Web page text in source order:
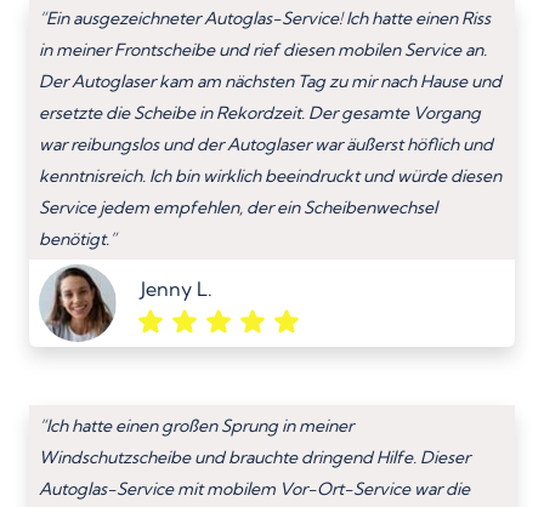
“Ein ausgezeichneter Autoglas-Service! Ich hatte einen Riss
in meiner Frontscheibe und rief diesen mobilen Service an.
Der Autoglaser kam am nächsten Tag zu mir nach Hause und
ersetzte die Scheibe in Rekordzeit. Der gesamte Vorgang
war reibungslos und der Autoglaser war äußerst höflich und
kenntnisreich. Ich bin wirklich beeindruckt und würde diesen
Service jedem empfehlen, der ein Scheibenwechsel
benötigt.”
Jenny L.
“Ich hatte einen großen Sprung in meiner
Windschutzscheibe und brauchte dringend Hilfe. Dieser
Autoglas-Service mit mobilem Vor-Ort-Service war die